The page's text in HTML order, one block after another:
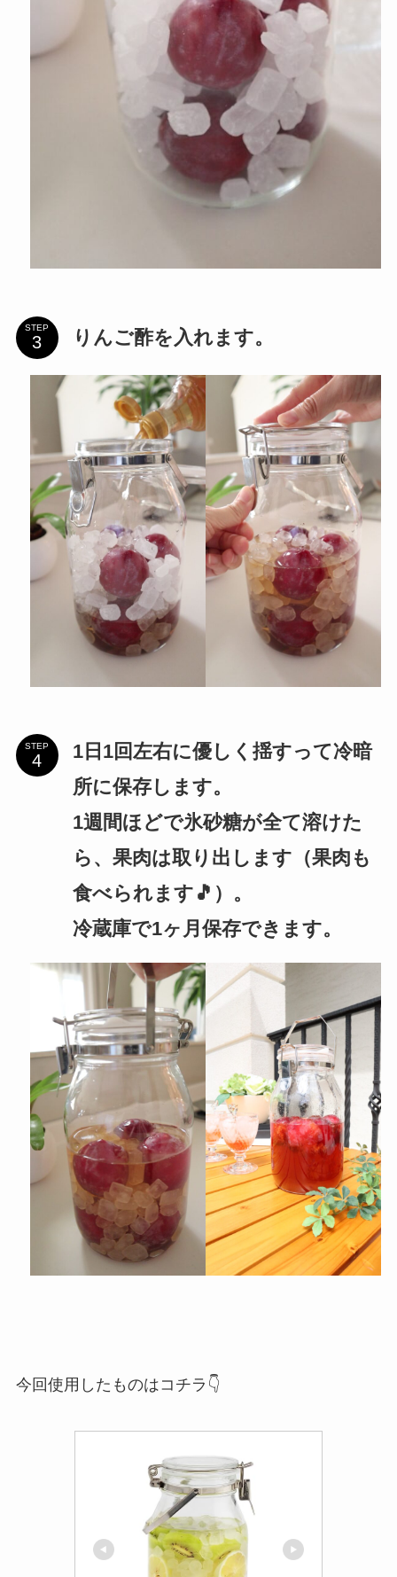
STEP りんご酢を入れます。
STEP
1日1回左右に優しく揺すって冷暗
所に保存します。
1週間ほどで氷砂糖が全て溶けた
ら、果肉は取り出します（果肉も
食べられます🎵）。
冷蔵庫で1ヶ月保存できます。
今回使用したものはコチラ👇